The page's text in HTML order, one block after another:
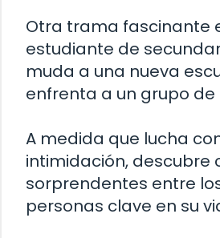
Otra trama fascinante
estudiante de
muda a una nueva
enfrenta a un grupo
A medida que lucha
intimidación, descubre
sorprendentes entre
personas clave en su